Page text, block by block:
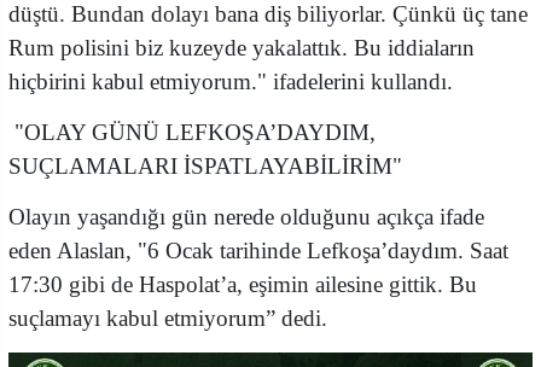
düştü. Bundan dolayı bana diş biliyorlar. Çünkü üç tane
Rum polisini biz kuzeyde yakalattık. Bu iddiaların
hiçbirini kabul etmiyorum." ifadelerini kullandı.
"OLAY GÜNÜ LEFKOŞA’DAYDIM,
SUÇLAMALARI İSPATLAYABİLİRİM"
Olayın yaşandığı gün nerede olduğunu açıkça ifade
eden Alaslan, "6 Ocak tarihinde Lefkoşa’daydım. Saat
17:30 gibi de Haspolat’a, eşimin ailesine gittik. Bu
suçlamayı kabul etmiyorum” dedi.